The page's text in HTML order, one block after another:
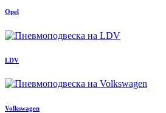
Opel
LDV
Volkswagen